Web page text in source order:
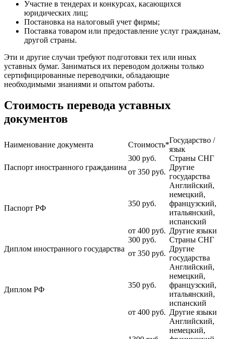
Участие в тендерах и конкурсах, касающихся
юридических лиц;
Постановка на налоговый учет фирмы;
Поставка товаром или предоставление услуг гражданам,
другой страны.
Эти и другие случаи требуют подготовки тех или иных
уставных бумаг. Заниматься их переводом должны только
сертифицированные переводчики, обладающие
необходимыми знаниями и опытом работы.
Стоимость перевода уставных
документов
Наименование документа Стоимость*
Государство /
язык
Паспорт иностранного гражданина
300 руб.
Страны СНГ
от 350 руб.
Другие
государства
Паспорт РФ
350 руб.
Английский,
немецкий,
французский,
итальянский,
испанский
от 400 руб. Другие языки
Диплом иностранного государства
300 руб.
Страны СНГ
от 350 руб.
Другие
государства
Диплом РФ
350 руб.
Английский,
немецкий,
французский,
итальянский,
испанский
от 400 руб. Другие языки
Английский,
немецкий,